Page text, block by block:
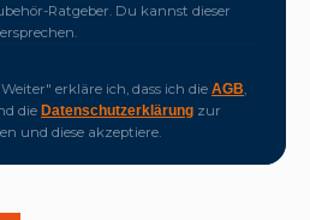
Ratgeber. Du kannst dieser
erkläre ich, dass ich die AGB
die Datenschutzerklärung zur
und diese akzeptiere.